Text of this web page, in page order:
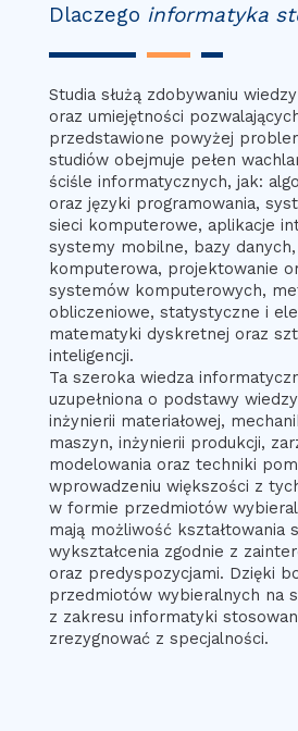
Dlaczego informatyka
Studia służą zdobywaniu wiedzy
oraz umiejętności
przedstawione powyżej
studiów obejmuje pełen
ściśle informatycznych, jak:
oraz języki programowania,
sieci komputerowe, aplikacje
systemy mobilne, bazy
komputerowa, projektowanie
systemów komputerowych,
obliczeniowe, statystyczne i
matematyki dyskretnej oraz
inteligencji.
Ta szeroka wiedza
uzupełniona o podstawy
inżynierii materiałowej,
maszyn, inżynierii produkcji,
modelowania oraz techniki
wprowadzeniu większości z
w formie przedmiotów
mają możliwość kształtowania
wykształcenia zgodnie z
oraz predyspozycjami. Dzięki
przedmiotów wybieralnych na
z zakresu informatyki
zrezygnować z specjalności.